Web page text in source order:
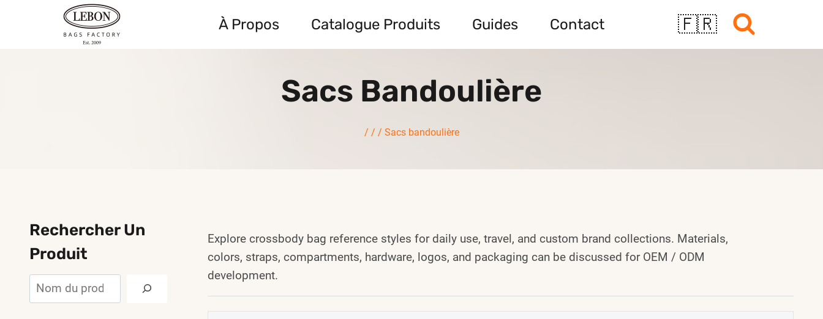
À Propos Catalogue Produits Guides Contact 🇫🇷
Sacs Bandoulière
/ / / Sacs bandoulière
Explore crossbody bag reference styles for daily use, travel, and custom brand collections. Materials,
colors, straps, compartments, hardware, logos, and packaging can be discussed for OEM / ODM
development.
Rechercher Un
Produit
Rechercher